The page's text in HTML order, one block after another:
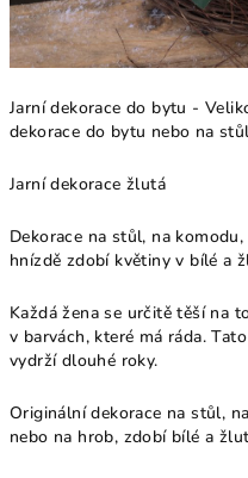
Jarní dekorace do bytu -
dekorace do bytu nebo na
Jarní dekorace žlutá
Dekorace na stůl, na
hnízdě zdobí květiny v bílé a
Každá žena se určitě těší na
v barvách, které má ráda.
vydrží dlouhé roky.
Originální dekorace na stůl,
nebo na hrob, zdobí bílé a